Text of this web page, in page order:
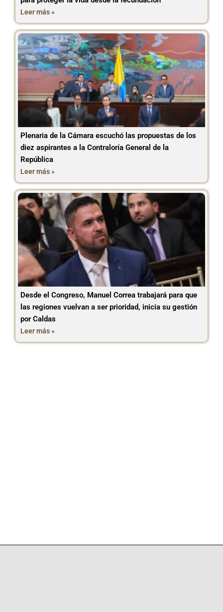
Leer más »
Plenaria de la Cámara escuchó las propuestas de los
diez aspirantes a la Contraloría General de la
República
Leer más »
Desde el Congreso, Manuel Correa trabajará para que
las regiones vuelvan a ser prioridad, inicia su gestión
por Caldas
Leer más »